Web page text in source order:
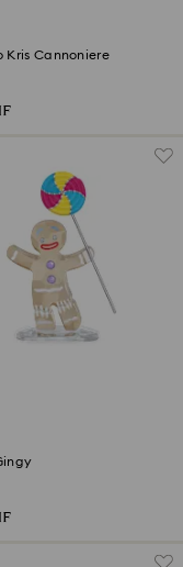
Kris Cannoniere